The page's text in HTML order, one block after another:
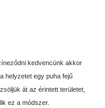
kedvencünk akkor
helyzetet egy puha fejű
át az érintett területet,
ez a módszer.